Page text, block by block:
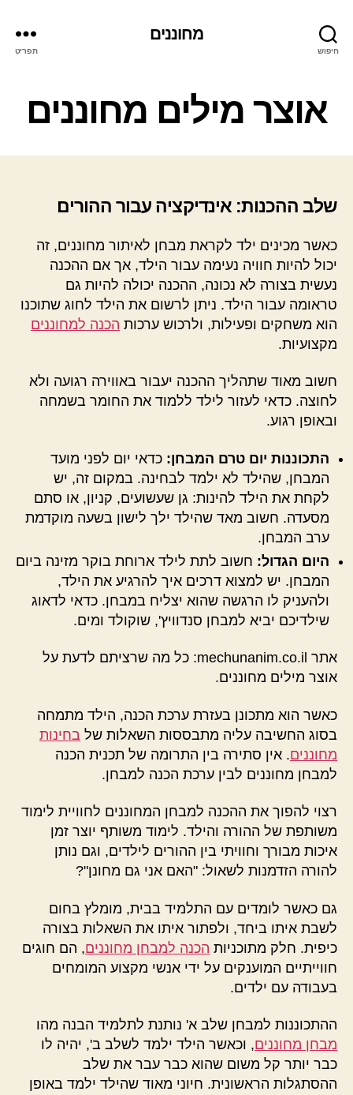
חיפוש
מחוננים
תפריט
קטגוריות
אוצר מילים מחוננים
שלב ההכנות: אינדיקציה עבור ההורים
כאשר מכינים ילד לקראת מבחן לאיתור מחוננים, זה
יכול להיות חוויה נעימה עבור הילד, אך אם ההכנה
נעשית בצורה לא נכונה, ההכנה יכולה להיות גם
טראומה עבור הילד. ניתן לרשום את הילד לחוג שתוכנו
הוא משחקים ופעילות, ולרכוש ערכות הכנה למחוננים
מקצועיות.
חשוב מאוד שתהליך ההכנה יעבור באווירה רגועה ולא
לחוצה. כדאי לעזור לילד ללמוד את החומר בשמחה
ובאופן רגוע.
התכוננות יום טרם המבחן: כדאי יום לפני מועד
המבחן, שהילד לא ילמד לבחינה. במקום זה, יש
לקחת את הילד להינות: גן שעשועים, קניון, או סתם
מסעדה. חשוב מאד שהילד ילך לישון בשעה מוקדמת
ערב המבחן.
היום הגדול: חשוב לתת לילד ארוחת בוקר מזינה ביום
המבחן. יש למצוא דרכים איך להרגיע את הילד,
ולהעניק לו הרגשה שהוא יצליח במבחן. כדאי לדאוג
שילדיכם יביא למבחן סנדוויץ', שוקולד ומים.
אתר mechunanim.co.il: כל מה שרציתם לדעת על
אוצר מילים מחוננים.
כאשר הוא מתכונן בעזרת ערכת הכנה, הילד מתמחה
בסוג החשיבה עליה מתבססות השאלות של בחינות
מחוננים. אין סתירה בין התרומה של תכנית הכנה
למבחן מחוננים לבין ערכת הכנה למבחן.
רצוי להפוך את ההכנה למבחן המחוננים לחוויית לימוד
משותפת של ההורה והילד. לימוד משותף יוצר זמן
איכות מבורך וחוויתי בין ההורים לילדים, וגם נותן
להורה הזדמנות לשאול: "האם אני גם מחונן"?
גם כאשר לומדים עם התלמיד בבית, מומלץ בחום
לשבת איתו ביחד, ולפתור איתו את השאלות בצורה
כיפית. חלק מתוכניות הכנה למבחן מחוננים, הם חוגים
חווייתיים המוענקים על ידי אנשי מקצוע המומחים
בעבודה עם ילדים.
ההתכוננות למבחן שלב א' נותנת לתלמיד הבנה מהו
מבחן מחוננים, וכאשר הילד ילמד לשלב ב', יהיה לו
כבר יותר קל משום שהוא כבר עבר את שלב
ההסתגלות הראשונית. חיוני מאוד שהילד ילמד באופן